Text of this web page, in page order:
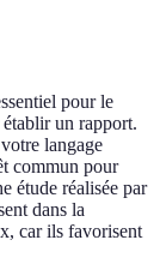
pour le
un rapport.
langage
commun pour
étude réalisée par
dans la
car ils favorisent